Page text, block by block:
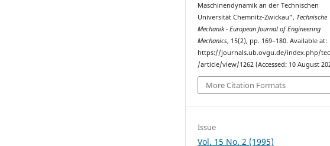
Maschinendynamik an der Technischen
Universität Chemnitz-Zwickau”, Technische
Mechanik - European Journal of Engineering
Mechanics, 15(2), pp. 169–180. Available at:
https://journals.ub.ovgu.de/index.php/
/article/view/1262 (Accessed: 10 August
More Citation Formats
Issue
Vol. 15 No. 2 (1995)